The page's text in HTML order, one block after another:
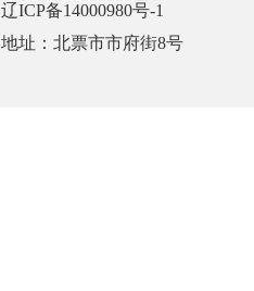
辽ICP备14000980号-1
地址：北票市市府街8号